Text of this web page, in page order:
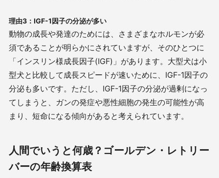
理由3 ： IGF-1因子の分泌が多い
動物の成長や発達のためには、さまざまなホルモンが必
須であることが明らかにされていますが、そのひとつに
「インスリン様成長因子(IGF) 」があります。大型犬は小
型犬と比較して成長スピードが速いために、 IGF-1因子の
分泌も多いです。ただし、 IGF-1因子の分泌が過剰になっ
てしまうと、ガンの発症や悪性細胞の発生の可能性が高
まり、短命になる傾向があると考えられています。
人間でいうと何歳？ゴールデン・レトリー
バーの年齢換算表